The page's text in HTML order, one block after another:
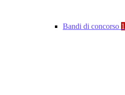
Bandi di concorso